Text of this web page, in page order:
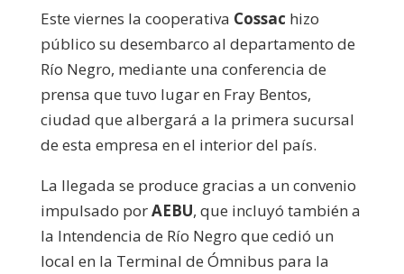
Este viernes la cooperativa Cossac hizo
público su desembarco al departamento de
Río Negro, mediante una conferencia de
prensa que tuvo lugar en Fray Bentos,
ciudad que albergará a la primera sucursal
de esta empresa en el interior del país.
La llegada se produce gracias a un convenio
impulsado porAEBU, que incluyó también a
la Intendencia de Río Negro que cedió un
local en la Terminal de Ómnibus para la